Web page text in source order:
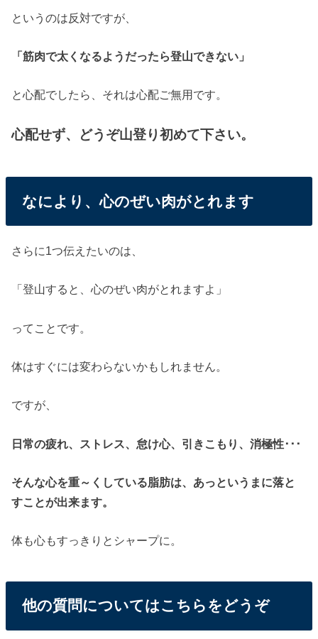
というのは反対ですが、
「筋肉で太くなるようだったら登山できない」
と心配でしたら、それは心配ご無用です。
心配せず、どうぞ山登り初めて下さい。
なにより、心のぜい肉がとれます
さらに1つ伝えたいのは、
「登山すると、心のぜい肉がとれますよ」
ってことです。
体はすぐには変わらないかもしれません。
ですが、
日常の疲れ、ストレス、怠け心、引きこもり、消極性･･･
そんな心を重～くしている脂肪は、あっというまに落と
すことが出来ます。
体も心もすっきりとシャープに。
他の質問についてはこちらをどうぞ